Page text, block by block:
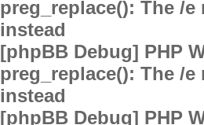
preg_replace(): The /
instead
[phpBB Debug] PHP
preg_replace(): The /
instead
[phpBB Debug] PHP